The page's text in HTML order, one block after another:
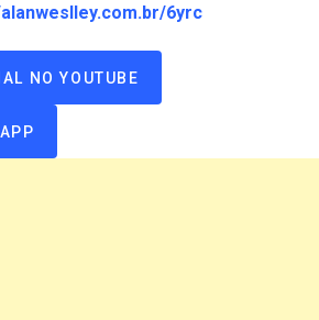
6yrc
NO YOUTUBE